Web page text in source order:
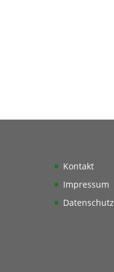
Kontakt
Impressum
Datenschutz